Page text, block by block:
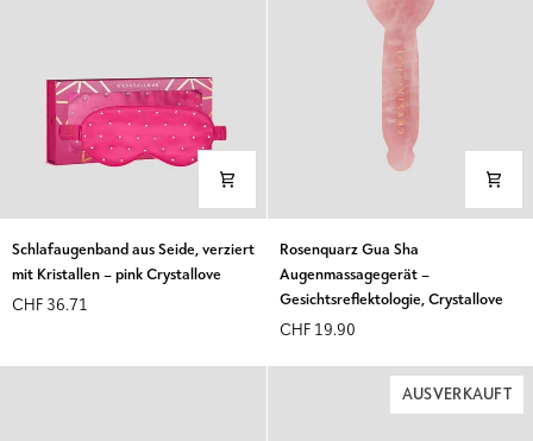
Schlafaugenband
aus
verziert
Kristallen
Schlafaugenband aus Seide, verziert
mit Kristallen – pink Crystallove
CHF 36.71
Rosenquarz
Gua
Sha
Augenmassagegerät
–
Gesichtsreflektologie,
Rosenquarz Gua Sha
Augenmassagegerät –
Gesichtsreflektologie, Crystallove
CHF 19.90
AUSVERKAUFT